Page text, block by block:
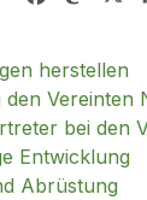
herstellen
den Vereinten
bei den
Entwicklung
Abrüstung